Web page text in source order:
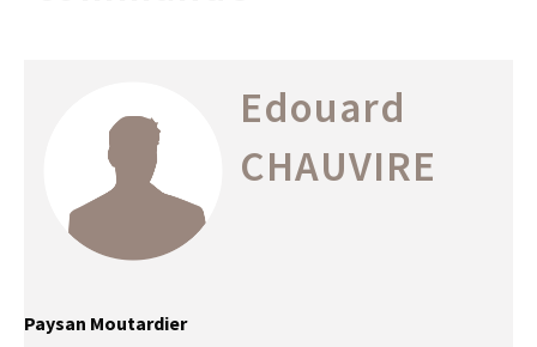
Edouard
CHAUVIRE
Paysan Moutardier